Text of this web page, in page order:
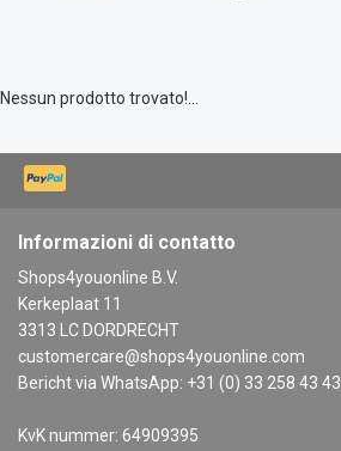
Nessun prodotto trovato!...
Informazioni di contatto
Shops4youonline B.V.
Kerkeplaat 11
3313 LC DORDRECHT
customercare@shops4youonline.com
Bericht via WhatsApp: +31 (0) 33 258 43 43
KvK nummer: 64909395